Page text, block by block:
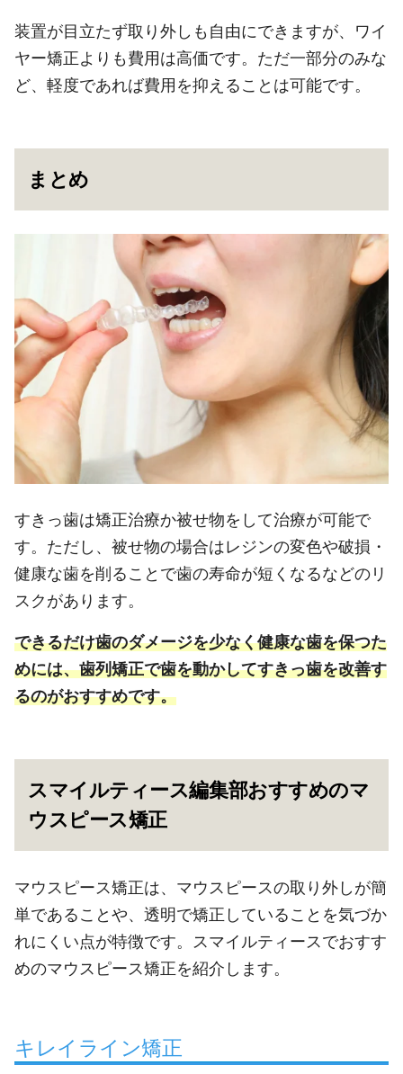
装置が目立たず取り外しも自由にできますが、ワイ
ヤー矯正よりも費用は高価です。ただ一部分のみな
ど、軽度であれば費用を抑えることは可能です。
まとめ
すきっ歯は矯正治療か被せ物をして治療が可能で
す。ただし、被せ物の場合はレジンの変色や破損・
健康な歯を削ることで歯の寿命が短くなるなどのリ
スクがあります。
できるだけ歯のダメージを少なく健康な歯を保つた
めには、歯列矯正で歯を動かしてすきっ歯を改善す
るのがおすすめです。
スマイルティース編集部おすすめのマ
ウスピース矯正
マウスピース矯正は、マウスピースの取り外しが簡
単であることや、透明で矯正していることを気づか
れにくい点が特徴です。スマイルティースでおすす
めのマウスピース矯正を紹介します。
キレイライン矯正